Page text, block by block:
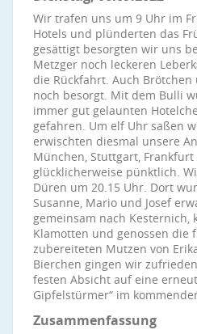
Wir trafen uns um 9 Uhr im
Hotels und plünderten das
gesättigt besorgten wir uns
Metzger noch leckeren
die Rückfahrt. Auch
noch besorgt. Mit dem Bulli
immer gut gelaunten
gefahren. Um elf Uhr saßen
erwischten diesmal unsere
München, Stuttgart,
glücklicherweise pünktlich.
Düren um 20.15 Uhr. Dort
Susanne, Mario und Josef
gemeinsam nach Kesternich,
Klamotten und genossen die
zubereiteten Mutzen von
Bierchen gingen wir
festen Absicht auf eine
Gipfelstürmer“ im
Zusammenfassung